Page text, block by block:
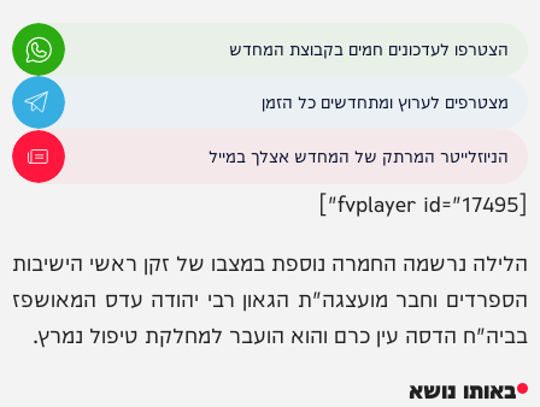
הצטרפו לעדכונים חמים בקבוצת המחדש
מצטרפים לערוץ ומתחדשים כל הזמן
הניוזלייטר המרתק של המחדש אצלך במייל
[fvplayer id="17495"]
הלילה נרשמה החמרה נוספת במצבו של זקן ראשי הישיבות
הספרדים וחבר מועצגה"ת הגאון רבי יהודה עדס המאושפז
בביה"ח הדסה עין כרם והוא הועבר למחלקת טיפול נמרץ.
באותו נושא